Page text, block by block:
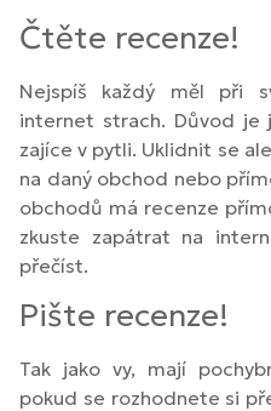
Čtěte recenze!
Nejspíš každý měl při
internet strach. Důvod je
zajíce v pytli. Uklidnit se
na daný obchod nebo
obchodů má recenze
zkuste zapátrat na
přečíst.
Pište recenze!
Tak jako vy, mají
pokud se rozhodnete si